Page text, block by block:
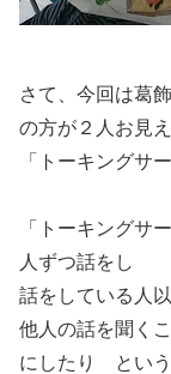
さて、今回は葛
の方が２人お見
「トーキングサ
「トーキングサ
人ずつ話をし
話をしている人
他人の話を聞く
にしたり という